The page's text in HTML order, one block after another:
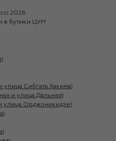
2026
в бутики ЦУМ
улица Сибгата Хакима)
и улица Дальняя)
улица Орджоникидзе)